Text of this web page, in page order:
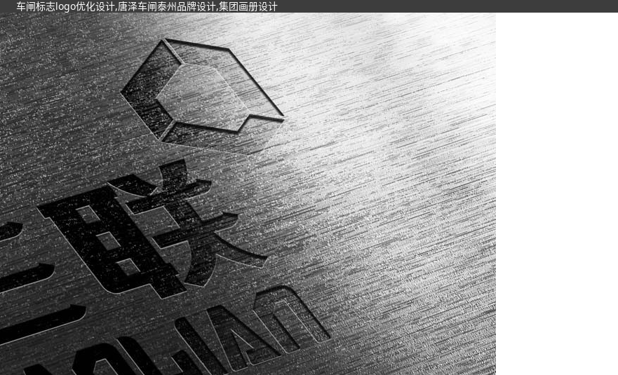
车闸标志logo优化设计,唐泽车闸泰州品牌设计,集团画册设计